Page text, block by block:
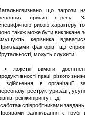
що загрози
причин стресу.
рисою характеру
також може бути викликане
керівника
факторів, що
можуть служити:
• жорсткі вимоги
праці, різкого
здійснення в організації
реструктуризації,
реінжинірингу і т.д.
співробітниками завдань
залякування є грубі